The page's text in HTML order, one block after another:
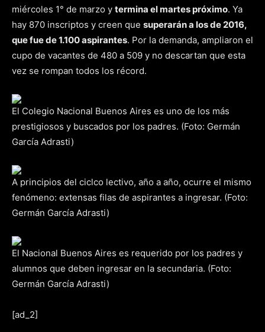
miércoles 1° de marzo y termina el martes próximo. Ya
hay 870 inscriptos y creen que superarán a los de 2016,
que fue de 1.100 aspirantes. Por la demanda, ampliaron el
cupo de vacantes de 480 a 509 y no descartan que esta
vez se rompan todos los récord.
El Colegio Nacional Buenos Aires es uno de los más
prestigiosos y buscados por los padres. (Foto: Germán
García Adrasti)
A principios del ciclco lectivo, año a año, ocurre el mismo
fenómeno: extensas filas de aspirantes a ingresar. (Foto:
Germán García Adrasti)
El Nacional Buenos Aires es requerido por los padres y
alumnos que deben ingresar en la secundaria. (Foto:
Germán García Adrasti)
[ad_2]